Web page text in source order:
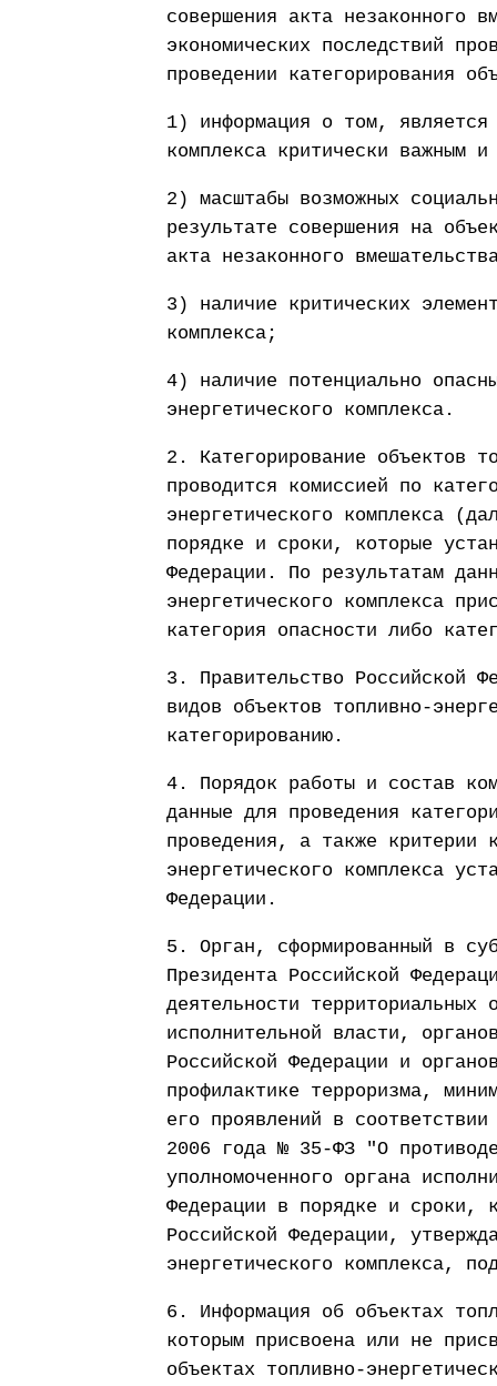
совершения акта незаконного
экономических последствий
проведении категорирования
1) информация о том, является
комплекса критически важным
2) масштабы возможных
результате совершения на
акта незаконного
3) наличие критических
комплекса;
4) наличие потенциально
энергетического комплекса.
2. Категорирование объектов
проводится комиссией по
энергетического комплекса
порядке и сроки, которые
Федерации. По результатам
энергетического комплекса
категория опасности либо
3. Правительство Российской
видов объектов топливно-
категорированию.
4. Порядок работы и состав
данные для проведения
проведения, а также критерии
энергетического комплекса
Федерации.
5. Орган, сформированный в
Президента Российской
деятельности территориальных
исполнительной власти,
Российской Федерации и
профилактике терроризма,
его проявлений в
2006 года № 35-ФЗ "О
уполномоченного органа
Федерации в порядке и сроки,
Российской Федерации,
энергетического комплекса,
6. Информация об объектах
которым присвоена или не
объектах топливно-